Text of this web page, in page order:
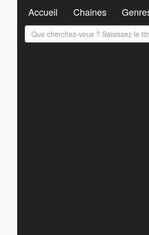
Accueil Chaines